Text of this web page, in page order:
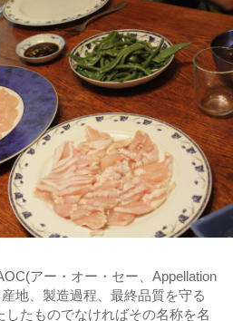
アー・オー・セー、Appellation
地、製造過程、最終品質を守る
たものでなければその名称を名